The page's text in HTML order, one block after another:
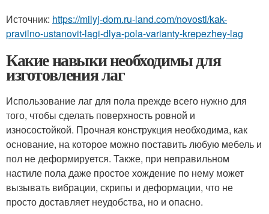
Источник: https://milyj-dom.ru-land.com/novosti/kak-
pravilno-ustanovit-lagi-dlya-pola-varianty-krepezhey-lag
Какие навыки необходимы для
изготовления лаг
Использование лаг для пола прежде всего нужно для
того, чтобы сделать поверхность ровной и
износостойкой. Прочная конструкция необходима, как
основание, на которое можно поставить любую мебель и
пол не деформируется. Также, при неправильном
настиле пола даже простое хождение по нему может
вызывать вибрации, скрипы и деформации, что не
просто доставляет неудобства, но и опасно.